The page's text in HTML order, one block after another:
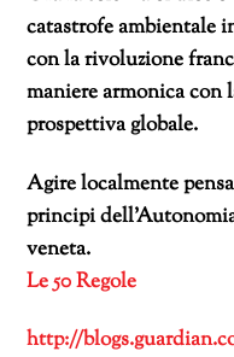
catastrofe ambientale
con la rivoluzione
maniere armonica con
prospettiva globale.
Agire localmente
principi
veneta.
Le 50 Regole
http://